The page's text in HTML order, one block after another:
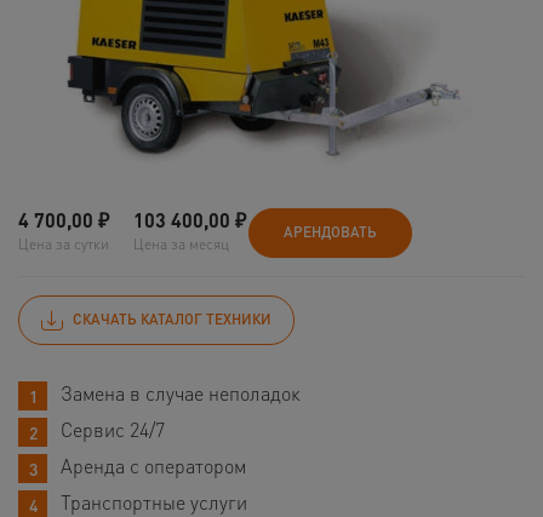
4 700,00 ₽
Цена за сутки
103 400,00 ₽
Цена за месяц
АРЕНДОВАТЬ
СКАЧАТЬ КАТАЛОГ ТЕХНИКИ
Замена в случае неполадок
Сервис 24/7
Аренда с оператором
Транспортные услуги